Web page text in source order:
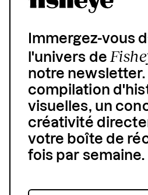
Immergez-vous
l'univers de
notre newsletter.
compilation
visuelles, un
créativité
votre boîte de
fois par semaine.